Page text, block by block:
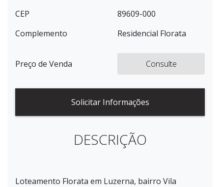
CEP
89609-000
Complemento
Residencial Florata
Preço de Venda Consulte
Solicitar Informações
DESCRIÇÃO
Loteamento Florata em Luzerna, bairro Vila